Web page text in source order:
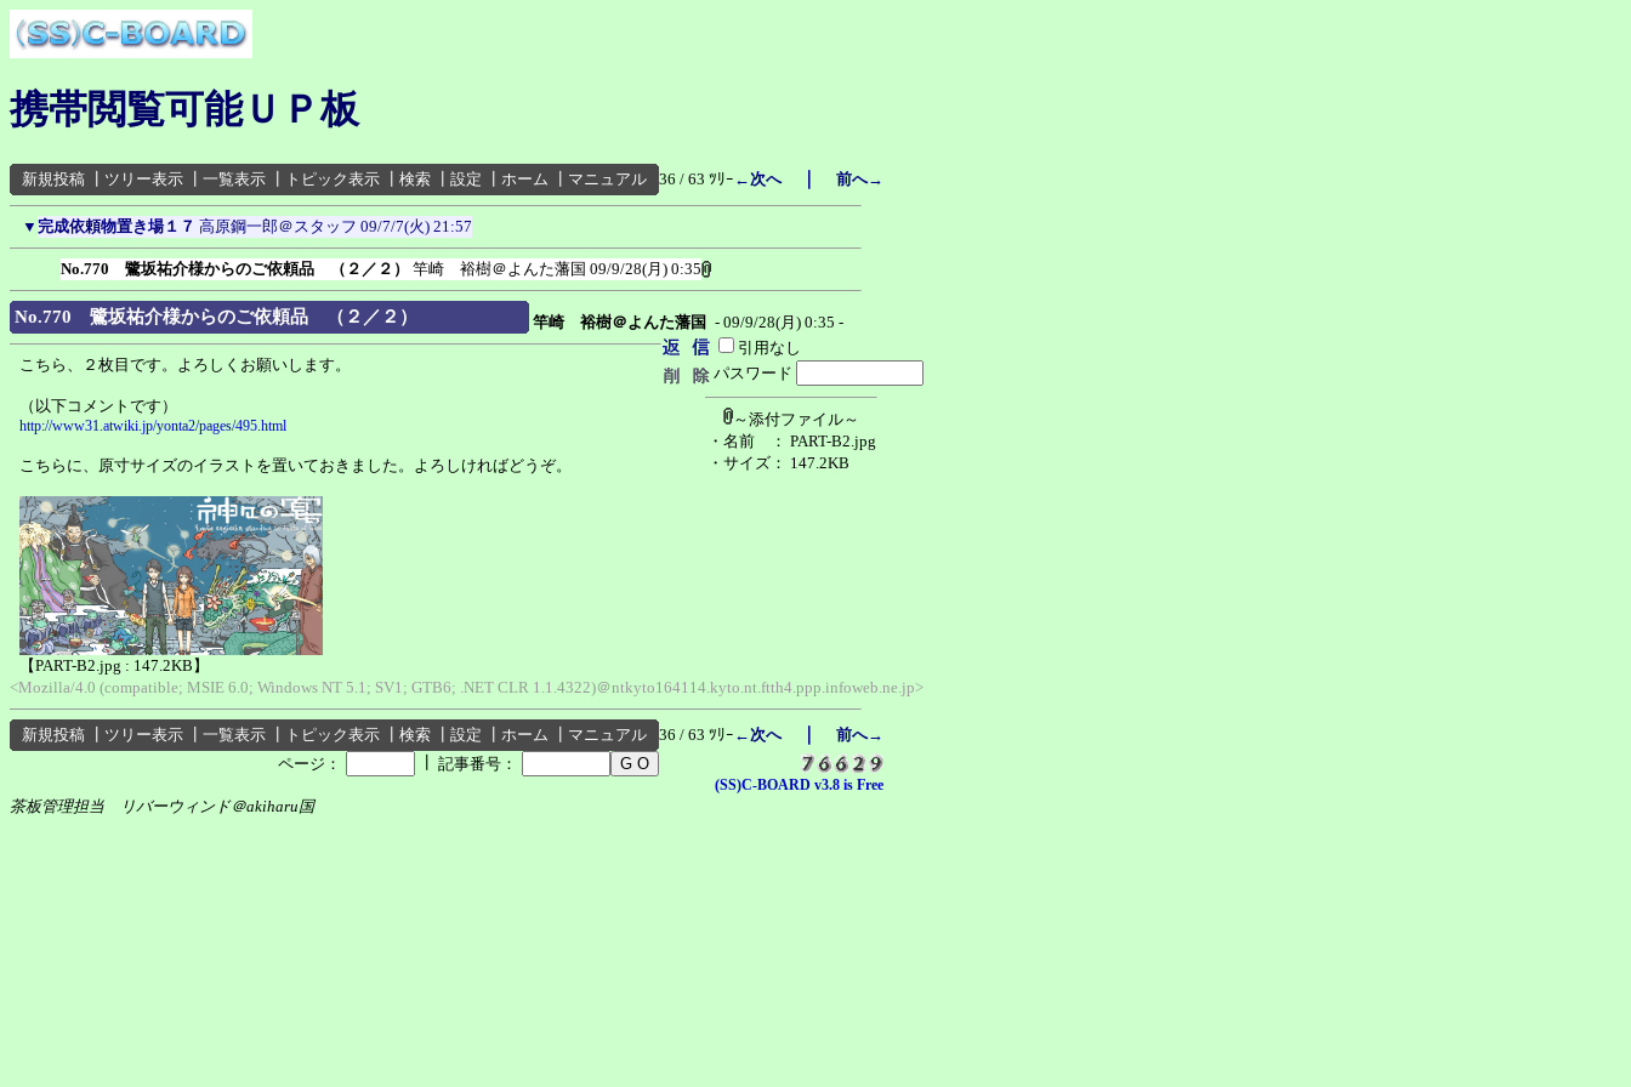
携帯閲覧可能ＵＰ板
新規投稿 ツリー表示 一覧表示 トピック表示 検索 設定 ホーム マニュアル 36 / 63 ﾂﾘｰ ←次へ｜ 前へ→
▼ 完成依頼物置き場１７ 高原鋼一郎＠スタッフ 09/7/7(火) 21:57
No.770 鷺坂祐介様からのご依頼品 （２／２） 竿崎 裕樹＠よんた藩国 09/9/28(月) 0:35
No.770 鷺坂祐介様からのご依頼品 （２／２） 竿崎 裕樹＠よんた藩国 - 09/9/28(月) 0:35 -
引用なし
パスワード
～添付ファイル～
・名前
： PART-B2.jpg
・サイズ： 147.2KB
こちら、２枚目です。よろしくお願いします。
（以下コメントです）
http://www31.atwiki.jp/yonta2/pages/495.html
こちらに、原寸サイズのイラストを置いておきました。よろしければどうぞ。
【PART-B2.jpg : 147.2KB】
<Mozilla/4.0 (compatible; MSIE 6.0; Windows NT 5.1; SV1; GTB6; .NET CLR 1.1.4322)＠ntkyto164114.kyto.nt.ftth4.ppp.infoweb.ne.jp>
新規投稿 ツリー表示 一覧表示 トピック表示 検索 設定 ホーム マニュアル 36 / 63 ﾂﾘｰ ←次へ｜ 前へ→
ページ：
記事番号：
(SS)C-BOARD v3.8 is Free
茶板管理担当 リバーウィンド＠akiharu国